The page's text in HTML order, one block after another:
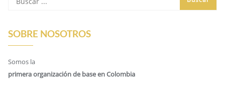
SOBRE NOSOTROS
Somos la
primera organización de base en Colombia